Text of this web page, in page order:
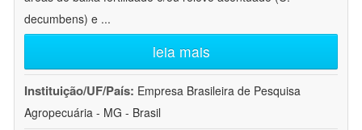
decumbens) e ...
leia mais
Instituição/UF/País: Empresa Brasileira de Pesquisa
Agropecuária - MG - Brasil